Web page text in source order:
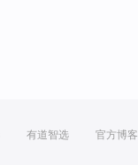
有道智选 官方博客